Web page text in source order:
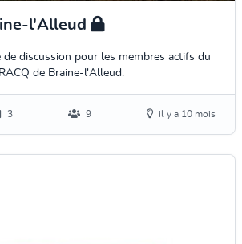
l'Alleud
de discussion pour les membres actifs du
de Braine-l'Alleud.
3 9 il y a 10 mois